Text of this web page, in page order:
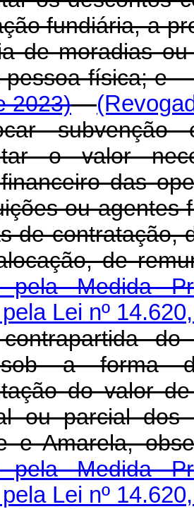
fundiária, a
de moradias
pessoa
2023)
subvenção
o valor
das
ou agentes
de contratação,
de
pela Medida
Lei nº
do
a forma
do valor
ou parcial dos
e Amarela,
pela Medida
Lei nº